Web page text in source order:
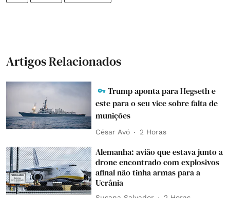
Artigos Relacionados
Trump aponta para Hegseth e
este para o seu vice sobre falta de
munições
César Avó 2 Horas
Alemanha: avião que estava junto a
drone encontrado com explosivos
afinal não tinha armas para a
Ucrânia